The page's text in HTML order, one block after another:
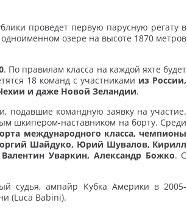
проведет первую парусную регату в
озере на высоте 1870 метров
. По правилам класса на каждой яхте будет
18 команд с участниками из России,
и даже Новой Зеландии.
подавшие командную заявку на участие.
шкипером-наставником на борту. Среди
международного класса, чемпионы
Шайдуко, Юрий Шувалов, Кирилл
Уваркин, Александр Божко. С
судья, ампайр Кубка Америки в 2005-
(Luca Babini).